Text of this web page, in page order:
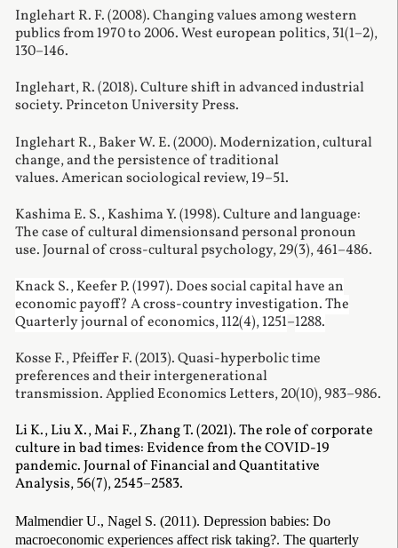
Inglehart R. F. (2008). Changing values among western
publics from 1970 to 2006. West european politics, 31(1–2),
130–146.
Inglehart, R. (2018). Culture shift in advanced industrial
society. PrincetonUniversityPress.
Inglehart R., Baker W. E. (2000). Modernization, cultural
change, and the persistence of traditional
values. American sociological review, 19–51.
Kashima E. S., Kashima Y. (1998). Culture and language:
The case of cultural dimensionsand personal pronoun
use. Journal of cross-cultural psychology, 29(3), 461–486.
Knack S., Keefer P. (1997). Does social capital have an
economic payoff? A cross-country investigation. The
Quarterly journal of economics, 112(4), 1251–1288.
Kosse F., Pfeiffer F. (2013). Quasi-hyperbolic time
preferences and their intergenerational
transmission.Applied Economics Letters, 20(10), 983–986.
Li K., Liu X., Mai F., Zhang T. (2021).The role of corporate
culture in bad times: Evidence from the COVID-19
pandemic. Journal of Financial and Quantitative
Analysis, 56(7), 2545–2583.
Malmendier U., Nagel S. (2011). Depression babies: Do
macroeconomic experiences affect risk taking?. The quarterly